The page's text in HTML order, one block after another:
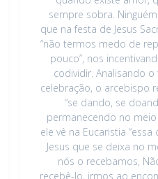
sempre sobra.
que na festa de Jesus
“não termos medo de
pouco”, nos
codividir. Analisando
celebração, o arcebispo
“se dando, se
permanecendo no meio
ele vê na Eucaristia
Jesus que se deixa no
nós o recebamos,
recebê-lo, irmos ao